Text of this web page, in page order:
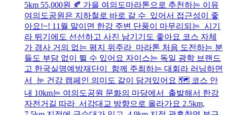
5km 55,000원 🍂 가을 여의도마라톤으로 추천하는 이유
여의도공원은 지하철로 바로 갈 수 있어서 접근성이 좋
아요!~! 11월 말이면 한강 주변 단풍이 마무리되는 시기
라 뛰기에도 선선하고 사진 남기기도 좋아요 코스 자체
가 경사 거의 없는 평지 위주라 마라톤 처음 도전하는 분
들도 부담 없이 뛸 수 있어요 자이스는 독일 광학 브랜드
고 한국실명예방재단이 함께 주최하는 대회라 러닝하면
서 눈 건강 캠페인 의미도 같이 담겨있어요 🗺️ 코스 안
내 10km는 여의도공원 문화의 마당에서 출발해서 한강
자전거길 따라 서강대교 방향으로 올라가요 2.5km,